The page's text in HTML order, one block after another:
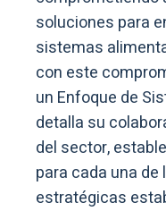
soluciones para
sistemas
con este
un Enfoque de
detalla su
del sector,
para cada una
estratégicas